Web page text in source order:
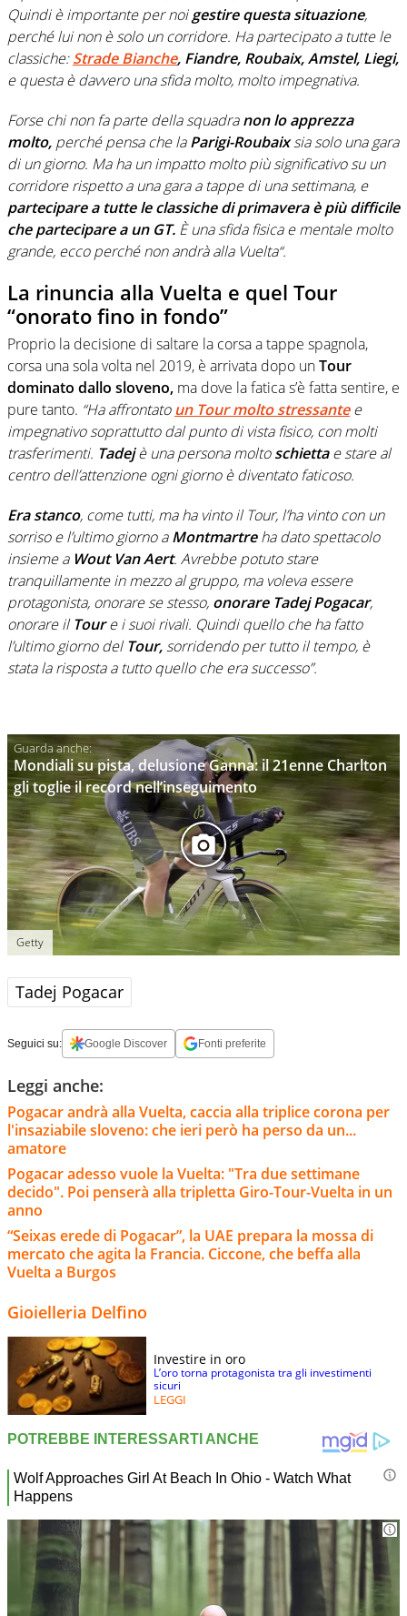
Quindi è importante per noigestire questa situazione,
perché lui non è solo un corridore. Ha partecipato a tutte le
classiche:Strade Bianche, Fiandre, Roubaix, Amstel, Liegi,
e questa è davvero una sfida molto, molto impegnativa.
Forse chi non fa parte della squadranon lo apprezza
molto, perché pensa che laParigi-Roubaixsia solo una gara
di un giorno. Ma ha un impatto molto più significativo su un
corridore rispetto a una gara a tappe di una settimana, e
partecipare a tutte le classiche di primavera è più difficile
che partecipare a un GT. È una sfida fisica e mentale molto
grande, ecco perché non andrà alla Vuelta“.
La rinuncia alla Vuelta e quel Tour
“onorato fino in fondo”
Proprio la decisione di saltare la corsa a tappe spagnola,
corsa una sola volta nel 2019, è arrivata dopo unTour
dominato dallo sloveno, ma dove la fatica s’è fatta sentire, e
pure tanto. “Ha affrontato un Tour molto stressantee
impegnativo soprattutto dal punto di vista fisico, con molti
trasferimenti. Tadejè una persona moltoschiettae stare al
centro dell’attenzione ogni giorno è diventato faticoso.
Era stanco, come tutti, ma ha vinto il Tour, l’ha vinto con un
sorriso e l’ultimo giorno aMontmartreha dato spettacolo
insieme a Wout Van Aert. Avrebbe potuto stare
tranquillamente in mezzo al gruppo, ma voleva essere
protagonista, onorare se stesso, onorare Tadej Pogacar,
onorare il Toure i suoi rivali. Quindi quello che ha fatto
l’ultimo giorno del Tour,sorridendo per tutto il tempo, è
stata la risposta a tutto quello che era successo”.
Mondiali su pista, delusione Ganna: il 21enne Charlton
gli toglie il record nell’inseguimento
Getty
Tadej Pogacar
Seguici su: Google Discover Fonti preferite
Leggi anche:
Pogacar andrà alla Vuelta, caccia alla triplice corona per
l'insaziabile sloveno: che ieri però ha perso da un...
amatore
Pogacar adesso vuole la Vuelta: "Tra due settimane
decido". Poi penserà alla tripletta Giro-Tour-Vuelta in un
anno
“Seixas erede di Pogacar”, la UAE prepara la mossa di
mercato che agita la Francia. Ciccone, che beffa alla
Vuelta a Burgos
Gioielleria Delfino
Investire in oro
L’oro torna protagonista tra gli investimenti
sicuri
LEGGI